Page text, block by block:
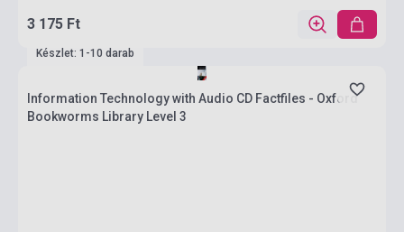
3 175 Ft
Készlet: 1-10 darab
Information Technology with Audio CD Factfiles - Oxford
Bookworms Library Level 3